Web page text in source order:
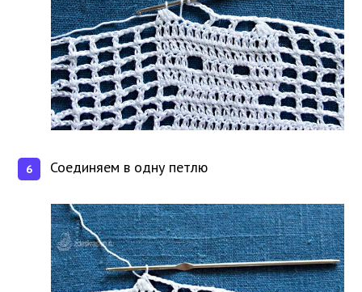
Соединяем в одну петлю